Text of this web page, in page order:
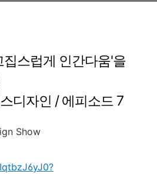
집스럽게 인간다움'을
디자인 / 에피소드 7
Show